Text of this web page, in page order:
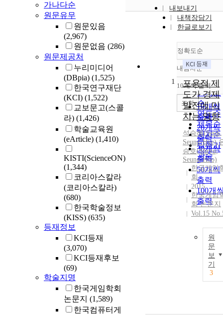
가나다순
원문유무
원문있음
(2,967)
원문없음 (286)
원문제공처
누리미디어
(DBpia) (1,525)
한국연구재단
(KCI) (1,522)
교보문고(스콜
라) (1,426)
학술교육원
(eArticle) (1,410)
KISTI(ScienceON)
(1,344)
코리아스칼라
(코리아스칼라)
(680)
한국학술정보
(KISS) (635)
등재정보
KCI등재
(3,070)
KCI등재후보
(69)
학술지명
한국게임학회
논문지 (1,589)
한국컴퓨터게
내보내기
내책장담기
한글로보기
정확도순
정확도
순
인기도
순
연도순
제목순
저자순
발행기
관순
내림차순
내림차
10개씩 출력
10개씩
출력
20개씩
출력
30개씩
출력
50개씩
출력
100개
출력
조회
1
포용적 제
도가 경제
발전에 미
치는 영향
석승혜(Seok,
Seung-Hye),
승호(Shryu,
Seung-Hoo)
한국게임
회
2015
한국게임
회 논문지
Vol.15
원
문
보
기
3